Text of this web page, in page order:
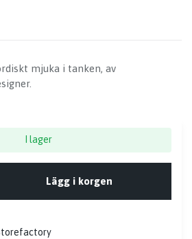
mjuka i tanken, av
I lager
Lägg i korgen